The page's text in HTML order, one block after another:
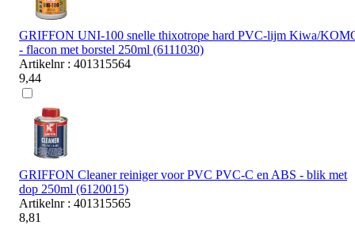
GRIFFON UNI-100 snelle thixotrope hard PVC-lijm Kiwa/
- flacon met borstel 250ml (6111030)
Artikelnr : 401315564
9,44
GRIFFON Cleaner reiniger voor PVC PVC-C en ABS - blik met
dop 250ml (6120015)
Artikelnr : 401315565
8,81